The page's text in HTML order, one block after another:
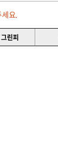
요.
그린피